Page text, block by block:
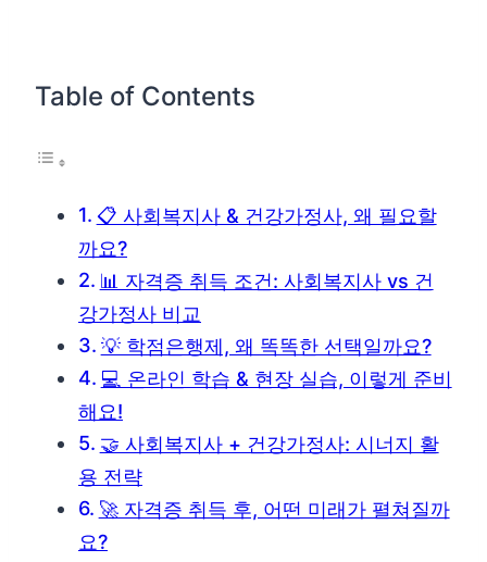
Table of Contents
📋 사회복지사 & 건강가정사, 왜 필요할
까요?
📊 자격증 취득 조건: 사회복지사 vs 건
강가정사 비교
💡 학점은행제, 왜 똑똑한 선택일까요?
💻 온라인 학습 & 현장 실습, 이렇게 준비
해요!
🤝 사회복지사 + 건강가정사: 시너지 활
용 전략
🚀 자격증 취득 후, 어떤 미래가 펼쳐질까
요?